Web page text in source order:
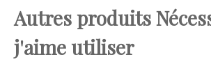
Autres produits
j'aime utiliser